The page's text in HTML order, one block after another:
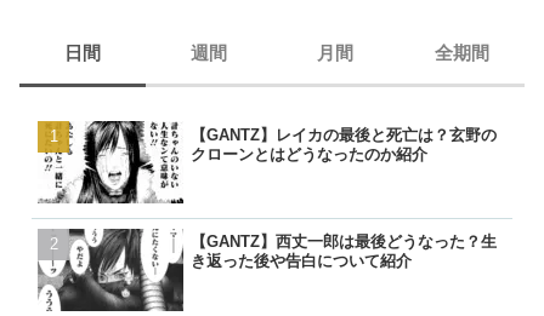
日間
【GANTZ】レイカの最後と死亡は？玄野の
クローンとはどうなったのか紹介
【GANTZ】西丈一郎は最後どうなった？生
き返った後や告白について紹介
週間
【GANTZ】レイカの最後と
クローンとはどうなったの
【GANTZ】西丈一郎は最後
き返った後や告白について
月間
【GANTZ】レイカの最後と
クローンとはどうなったの
【GANTZ】西丈一郎は最後
き返った後や告白について
全期間
【BORUTO】うずまきナル
現在のナルトは生きている
【呪術廻戦】七海健人は渋
た？死因や最後、虎杖に遺